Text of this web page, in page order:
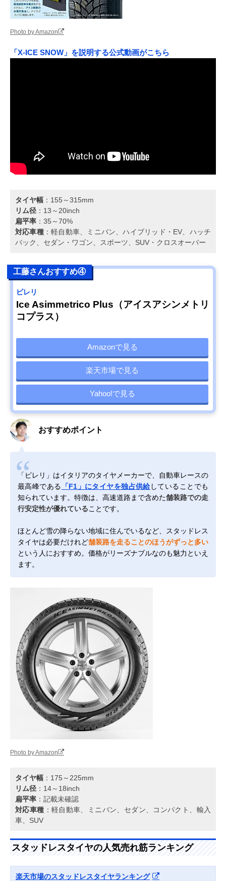
Photo by Amazon
「X-ICE SNOW」を説明する公式動画がこちら
タイヤ幅 ：155～315mm
リム径 ：13～20inch
扁平率 ：35～70%
対応車種：軽自動車、ミニバン、ハイブリッド・EV、ハッチ
バック、セダン・ワゴン、スポーツ、SUV・クロスオーバー
工藤さんおすすめ④
ピレリ
Ice Asimmetrico Plus（アイスアシンメトリ
コプラス）
Amazonで見る
楽天市場で見る
Yahoo!で見る
おすすめポイント
「ピレリ」はイタリアのタイヤメーカーで、自動車レースの
最高峰である
「F1」にタイヤを独占供給していることでも
知られています。特徴は、高速道路まで含めた舗装路での走
行安定性が優れていることです。
ほとんど雪の降らない地域に住んでいるなど、スタッドレス
タイヤは必要だけれど舗装路を走ることのほうがずっと多い
という人におすすめ。価格がリーズナブルなのも魅力といえ
ます。
Photo by Amazon
タイヤ幅 ：175～225mm
リム径 ：14～18inch
扁平率 ：記載未確認
対応車種 ：軽自動車、ミニバン、セダン、コンパクト、輸入
車、SUV
スタッドレスタイヤの人気売れ筋ランキング
楽天市場のスタッドレスタイヤランキング